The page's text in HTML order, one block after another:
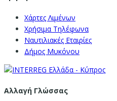
Χάρτες Λιμένων
Χρήσιμα Τηλέφωνα
Ναυτιλιακές Εταιρίες
Δήμος Μυκόνου
Αλλαγή Γλώσσας